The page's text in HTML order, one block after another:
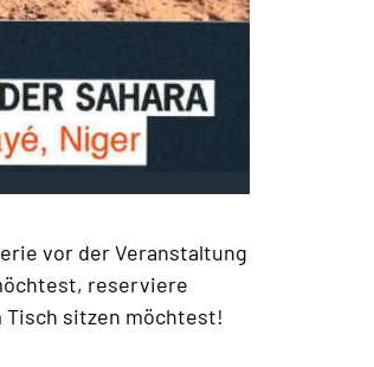
vor der Veranstaltung
reserviere
Tisch sitzen möchtest!